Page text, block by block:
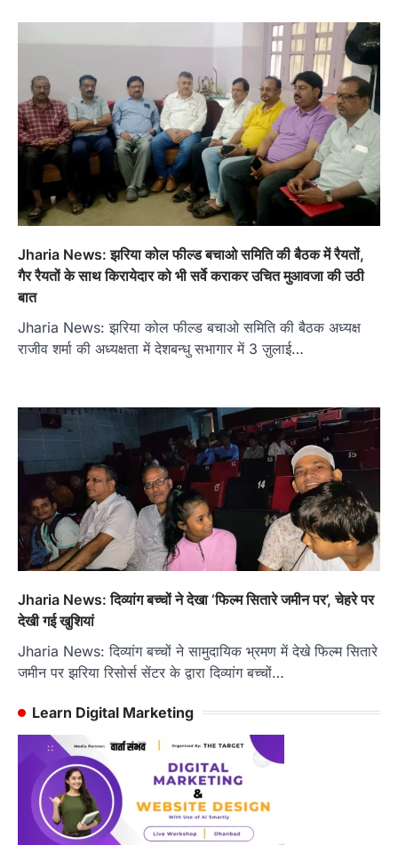
Jharia News: झरिया कोल फील्ड बचाओ समिति की बैठक में रैयतों,
गैर रैयतों के साथ किरायेदार को भी सर्वे कराकर उचित मुआवजा की उठी
बात
Jharia News: झरिया कोल फील्ड बचाओ समिति की बैठक अध्यक्ष
राजीव शर्मा की अध्यक्षता में देशबन्धु सभागार में 3 ज़ुलाई…
Jharia News: दिव्यांग बच्चों ने देखा ‘फिल्म सितारे जमीन पर’, चेहरे पर
देखी गई खुशियां
Jharia News: दिव्यांग बच्चों ने सामुदायिक भ्रमण में देखे फिल्म सितारे
जमीन पर झरिया रिसोर्स सेंटर के द्वारा दिव्यांग बच्चों…
Learn Digital Marketing